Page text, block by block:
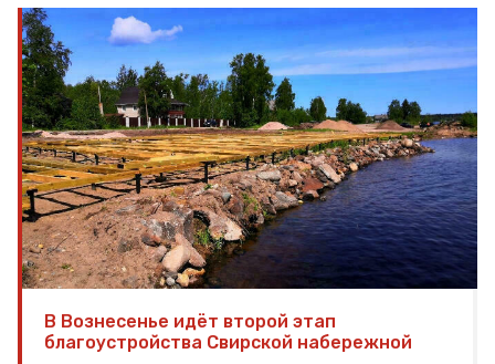
В Вознесенье идёт второй этап
благоустройства Свирской набережной